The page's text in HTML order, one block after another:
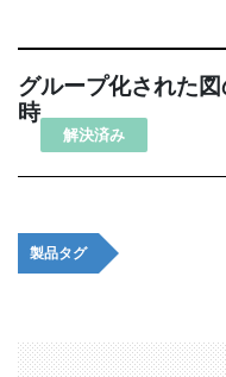
グループ化された
時
解決済み
製品タグ